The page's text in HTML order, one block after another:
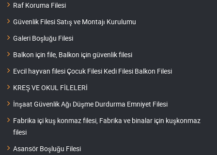
Raf Koruma Filesi
Güvenlik Filesi Satış ve Montajı Kurulumu
Galeri Boşluğu Filesi
Balkon için file, Balkon için güvenlik filesi
Evcil hayvan filesi Çocuk Filesi Kedi Filesi Balkon Filesi
KREŞ VE OKUL FİLELERİ
İnşaat Güvenlik Ağı Düşme Durdurma Emniyet Filesi
Fabrika içi kuş konmaz filesi, Fabrika ve binalar için kuşkonmaz
filesi
Asansör Boşluğu Filesi